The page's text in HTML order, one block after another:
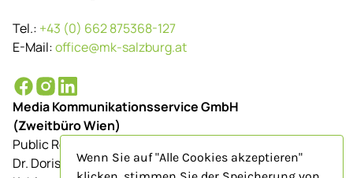
Tel.: +43 (0) 662 875368-127
E-Mail:office@mk-salzburg.at
Media Kommunikationsservice GmbH
(Zweitbüro Wien)
Public Relations-Agentur für Tourismus
Dr. Doris Schenkenfelder
Wenn Sie auf "Alle Cookies akzeptieren"